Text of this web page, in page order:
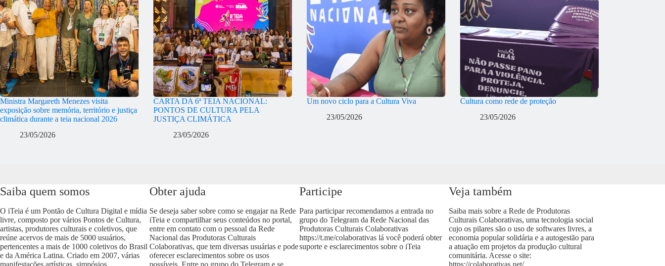
Ministra Margareth Menezes visita
exposição sobre memória, território e justiça
climática durante a teia nacional 2026
23/05/2026
CARTA DA 6ª TEIA NACIONAL:
PONTOS DE CULTURA PELA
JUSTIÇA CLIMÁTICA
23/05/2026
Um novo ciclo para a Cultura Viva
23/05/2026
Cultura como rede de proteção
23/05/2026
Saiba quem somos
O iTeia é um Pontão de Cultura Digital e mídia
livre, composto por vários Pontos de Cultura,
artistas, produtores culturais e coletivos, que
reúne acervos de mais de 5000 usuários,
pertencentes a mais de 1000 coletivos do Brasil
e da América Latina. Criado em 2007, várias
Obter ajuda
Se deseja saber sobre como se engajar na Rede
iTeia e compartilhar seus conteúdos no portal,
entre em contato com o pessoal da Rede
Nacional das Produtoras Culturais
Colaborativas, que tem diversas usuárias e pode
oferecer esclarecimentos sobre os usos
Participe
Para participar recomendamos a entrada no
grupo do Telegram da Rede Nacional das
Produtoras Culturais Colaborativas
https://t.me/colaborativaslá você poderá obter
suporte e esclarecimentos sobre o iTeia
Veja também
Saiba mais sobre a Rede de Produtoras
Culturais Colaborativas, uma tecnologia social
cujo os pilares são o uso de softwares livres, a
economia popular solidária e a autogestão para
a atuação em projetos da produção cultural
comunitária. Acesse o site: